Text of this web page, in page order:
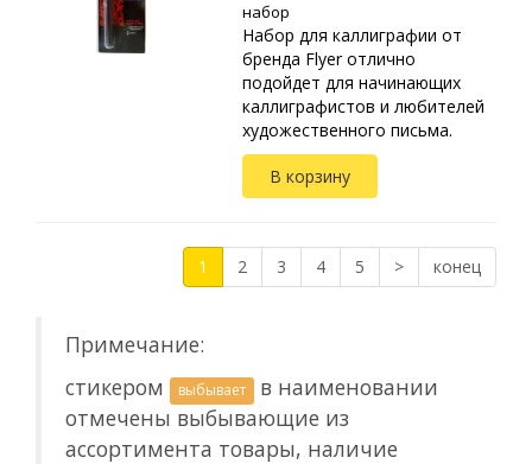
набор
Набор для каллиграфии от
бренда Flyer отлично
подойдет для начинающих
каллиграфистов и любителей
художественного письма.
Подходит для леттеринга,
скетчинга и создания
орнаментов тушью и
В корзину
1 2 3 4 5 > конец
Примечание:
стикером
выбывает
в наименовании
отмечены выбывающие из
ассортимента товары, наличие